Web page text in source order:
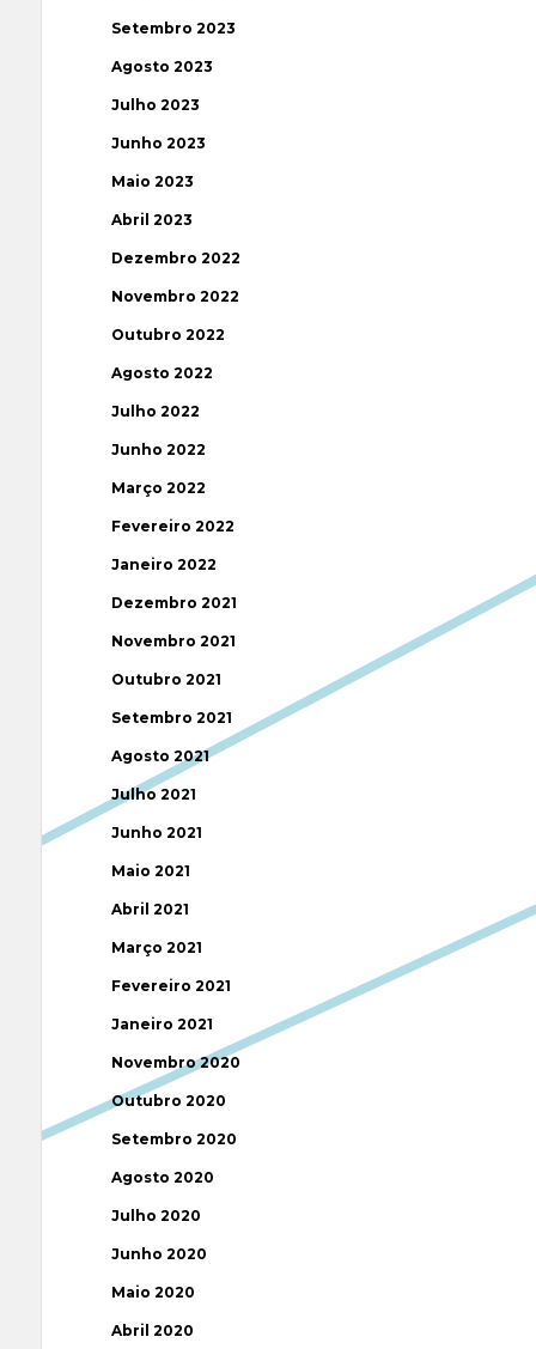
Setembro 2023
Agosto 2023
Julho 2023
Junho 2023
Maio 2023
Abril 2023
Dezembro 2022
Novembro 2022
Outubro 2022
Agosto 2022
Julho 2022
Junho 2022
Março 2022
Fevereiro 2022
Janeiro 2022
Dezembro 2021
Novembro 2021
Outubro 2021
Setembro 2021
Agosto 2021
Julho 2021
Junho 2021
Maio 2021
Abril 2021
Março 2021
Fevereiro 2021
Janeiro 2021
Novembro 2020
Outubro 2020
Setembro 2020
Agosto 2020
Julho 2020
Junho 2020
Maio 2020
Abril 2020